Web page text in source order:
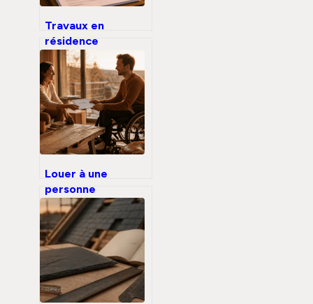
Travaux en
résidence
principale : quels
chantiers ouvrent
droit à une
réduction ou un
crédit d’impôt en
2024 ?
Louer à une
personne
handicapée : 3
leviers financiers
et normes
d’accessibilité
pour sécuriser
votre
investissement